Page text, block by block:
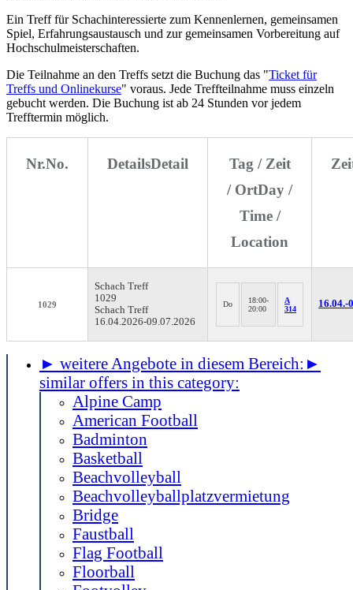
Ein Treff für Schachinteressierte zum Kennenlernen, gemeinsamen
Spiel, Erfahrungsaustausch und zur gemeinsamen Vorbereitung auf
Hochschulmeisterschaften.
Die Teilnahme an den Treffs setzt die Buchung das "Ticket für
Treffs und Onlinekurse" voraus. Jede Treffteilnahme muss einzeln
gebucht werden. Die Buchung ist ab 24 Stunden vor jedem
Trefftermin möglich.
Nr.No. DetailsDetail
Tag / Zeit
/ OrtDay /
Time /
Location
1029
Schach Treff
1029
Schach Treff
16.04.2026-09.07.2026
Do
18:00-
20:00
A
314
16.04.-
► weitere Angebote in diesem Bereich: ►
similar offers in this category:
Alpine Camp
American Football
Badminton
Basketball
Beachvolleyball
Beachvolleyballplatzvermietung
Bridge
Faustball
Flag Football
Floorball